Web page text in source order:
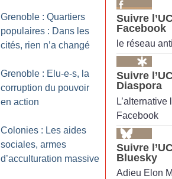
Grenoble : Quartiers
populaires : Dans les
cités, rien n’a changé
Grenoble : Elu-e-s, la
corruption du pouvoir
en action
Colonies : Les aides
sociales, armes
d’acculturation massive
Suivre
Facebook
le réseau
Suivre
Diaspora
L’alternative
Facebook
Suivre
Bluesky
Adieu Elon